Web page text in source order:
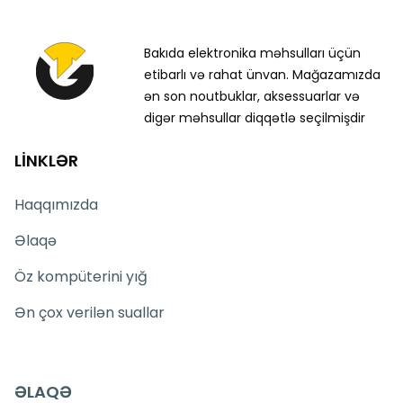
Bakıda elektronika məhsulları üçün
etibarlı və rahat ünvan. Mağazamızda
ən son noutbuklar, aksessuarlar və
digər məhsullar diqqətlə seçilmişdir
LİNKLƏR
Haqqımızda
Əlaqə
Öz kompüterini yığ
Ən çox verilən suallar
ƏLAQƏ